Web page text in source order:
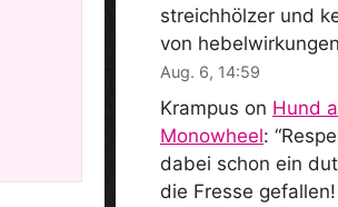
streichhölzer und
von
Aug. 6, 14:59
Krampus on Hund
Monowheel: “
dabei schon ein
die Fresse